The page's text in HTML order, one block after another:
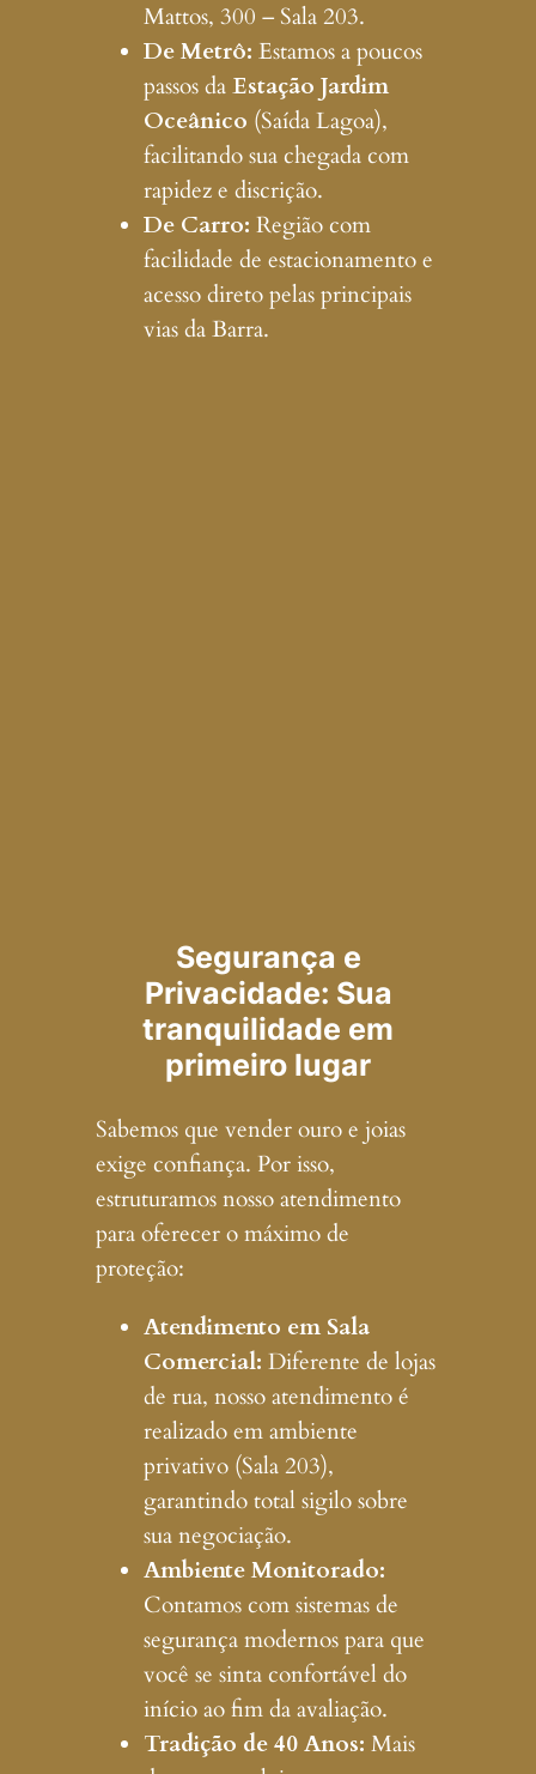
Mattos, 300 – Sala 203.
De Metrô: Estamos a poucos
passos daEstação Jardim
Oceânico (Saída Lagoa),
facilitando sua chegada com
rapidez e discrição.
De Carro: Região com
facilidade de estacionamento e
acesso direto pelas principais
vias da Barra.
Segurança e
Privacidade: Sua
tranquilidade em
primeiro lugar
Sabemos que vender ouro e joias
exige confiança. Por isso,
estruturamos nosso atendimento
para oferecer o máximo de
proteção:
Atendimento em Sala
Comercial: Diferente de lojas
de rua, nosso atendimento é
realizado em ambiente
privativo (Sala 203),
garantindo total sigilo sobre
sua negociação.
Ambiente Monitorado:
Contamos com sistemas de
segurança modernos para que
você se sinta confortável do
início ao fim da avaliação.
Tradição de 40 Anos: Mais